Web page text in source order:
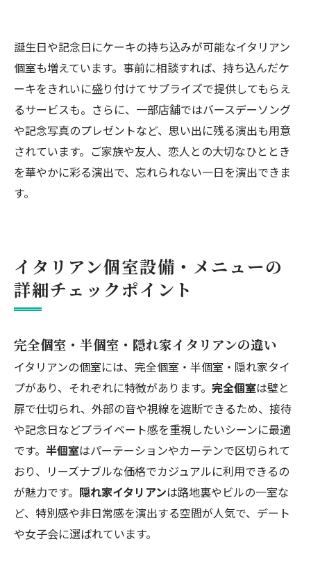
誕生日や記念日にケーキの持ち込みが可能なイタリアン
個室も増えています。事前に相談すれば、持ち込んだケ
ーキをきれいに盛り付けてサプライズで提供してもらえ
るサービスも。さらに、一部店舗ではバースデーソング
や記念写真のプレゼントなど、思い出に残る演出も用意
されています。ご家族や友人、恋人との大切なひととき
を華やかに彩る演出で、忘れられない一日を演出できま
す。
イタリアン個室設備・メニューの
詳細チェックポイント
完全個室・半個室・隠れ家イタリアンの違い
イタリアンの個室には、完全個室・半個室・隠れ家タイ
プがあり、それぞれに特徴があります。 完全個室は壁と
扉で仕切られ、外部の音や視線を遮断できるため、接待
や記念日などプライベート感を重視したいシーンに最適
です。 半個室はパーテーションやカーテンで区切られて
おり、リーズナブルな価格でカジュアルに利用できるの
が魅力です。 隠れ家イタリアンは路地裏やビルの一室な
ど、特別感や非日常感を演出する空間が人気で、デート
や女子会に選ばれています。